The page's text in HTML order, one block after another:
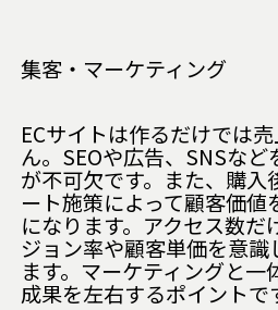
集客・マーケティング
ECサイトは作るだけでは
ん。SEOや広告、SNSな
が不可欠です。また、購入
ート施策によって顧客価
になります。アクセス数だ
ジョン率や顧客単価を意
ます。マーケティングと
成果を左右するポイントで